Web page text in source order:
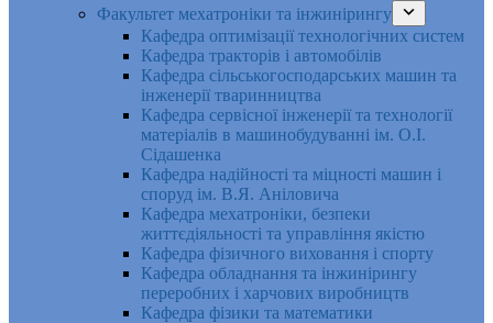
Факультет мехатроніки та інжинірингу
Кафедра оптимізації технологічних систем
Кафедра тракторів і автомобілів
Кафедра сільськогосподарських машин та
інженерії тваринництва
Кафедра cервісної інженерії та технології
матеріалів в машинобудуванні ім. О.І.
Сідашенка
Кафедра надійності та міцності машин і
споруд ім. В.Я. Аніловича
Кафедра мехатроніки, безпеки
життєдіяльності та управління якістю
Кафедра фізичного виховання і спорту
Кафедра обладнання та інжинірингу
переробних і харчових виробництв
Кафедра фізики та математики